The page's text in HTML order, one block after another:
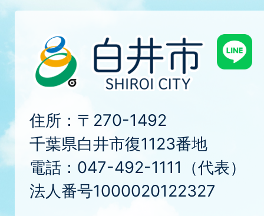
住所：〒270-1492
千葉県白井市復1123番地
電話：047-492-1111（代表）
法人番号1000020122327